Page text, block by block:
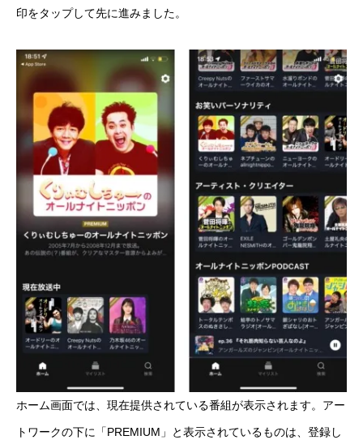
印をタップして先に進みました。
ホーム画面では、現在提供されている番組が表示されます。アー
トワークの下に「PREMIUM」と表示されているものは、登録し